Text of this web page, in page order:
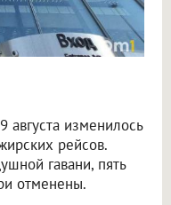
августа изменилось
рейсов.
гавани, пять
отменены.